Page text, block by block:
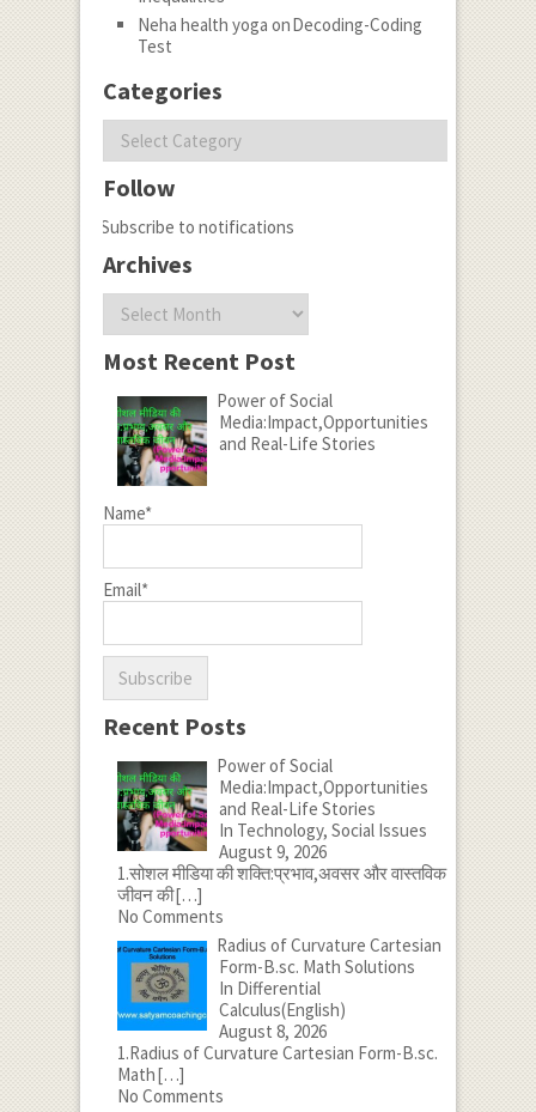
Neha health yoga onDecoding-Coding
Test
Categories
Categories
Follow
Subscribe to notifications
Archives
Archives
Most Recent Post
Power of Social
Media:Impact,Opportunities
and Real-Life Stories
Name*
Email*
Recent Posts
Power of Social
Media:Impact,Opportunities
and Real-Life Stories
In Technology, Social Issues
August 9, 2026
1.सोशल मीडिया की शक्ति:प्रभाव,अवसर और वास्तविक
जीवन की[…]
No Comments
Radius of Curvature Cartesian
Form-B.sc. Math Solutions
In Differential
Calculus(English)
August 8, 2026
1.Radius of Curvature Cartesian Form-B.sc.
Math[…]
No Comments